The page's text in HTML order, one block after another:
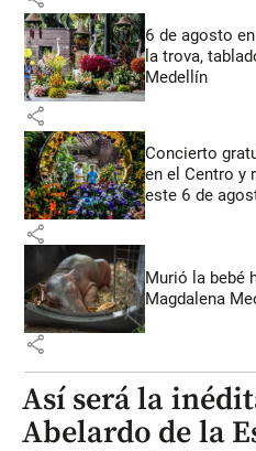
6 de agosto
la trova,
Medellín
share
Concierto
en el Centro y
este 6 de
share
Murió la bebé
Magdalena
share
Así será la
Abelardo de la